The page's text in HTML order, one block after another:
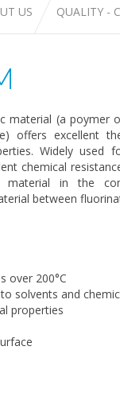
US QUALITY -
material (a poymer
offers excellent
Widely used
chemical
in the
between
over 200°C
solvents and
properties